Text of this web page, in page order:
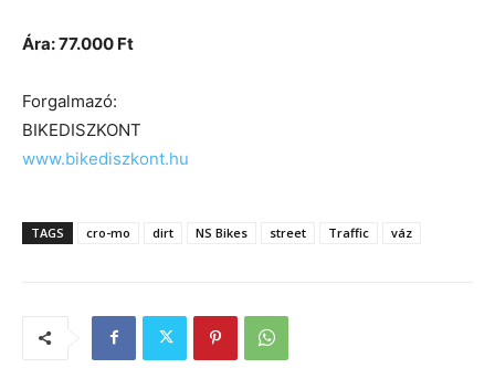
Ára: 77.000 Ft
Forgalmazó:
BIKEDISZKONT
www.bikediszkont.hu
TAGS cro-mo dirt NS Bikes street Traffic váz